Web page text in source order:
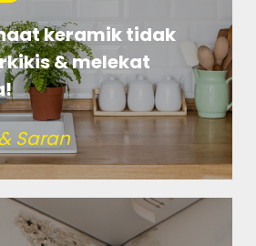
keramik tidak
& melekat
Saran